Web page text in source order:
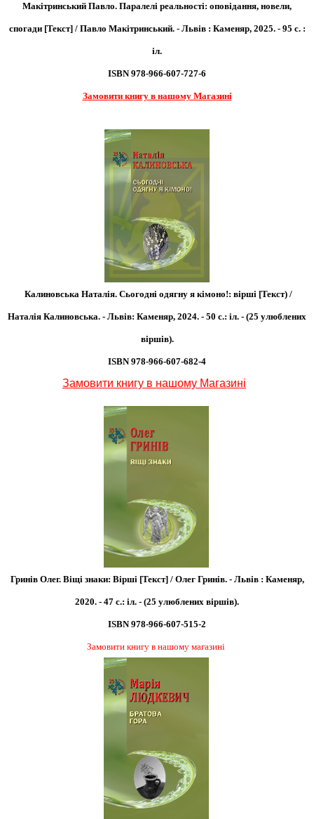
Макітринський Павло. Паралелі реальності: оповідання, новели,
спогади [Текст] / Павло Макітринський. - Львів : Каменяр, 2025. - 95 с. :
іл.
ISBN 978-966-607-727-6
Замовити книгу в нашому Магазині
Калиновська Наталія. Сьогодні одягну я кімоно!: вірші [Текст) /
Наталія Калиновська. - Львів: Каменяр, 2024. - 50 с.: іл. - (25 улюблених
віршів).
ISBN 978-966-607-682-4
Замовити книгу в нашому Магазині
Гринів Олег. Віщі знаки: Вірші [Текст] / Олег Гринів. - Львів : Каменяр,
2020. - 47 с.: іл. - (25 улюблених віршів).
ISBN 978-966-607-515-2
Замовити книгу в нашому магазині